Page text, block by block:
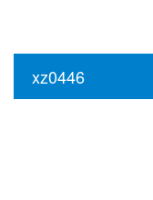
xz0446